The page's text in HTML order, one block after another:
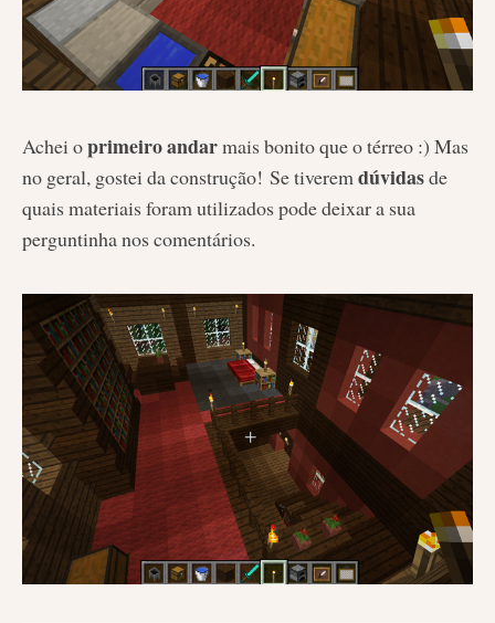
Achei oprimeiro andarmais bonito que o térreo :) Mas
no geral, gostei da construção! Se tiveremdúvidasde
quais materiais foram utilizados pode deixar a sua
perguntinha nos comentários.